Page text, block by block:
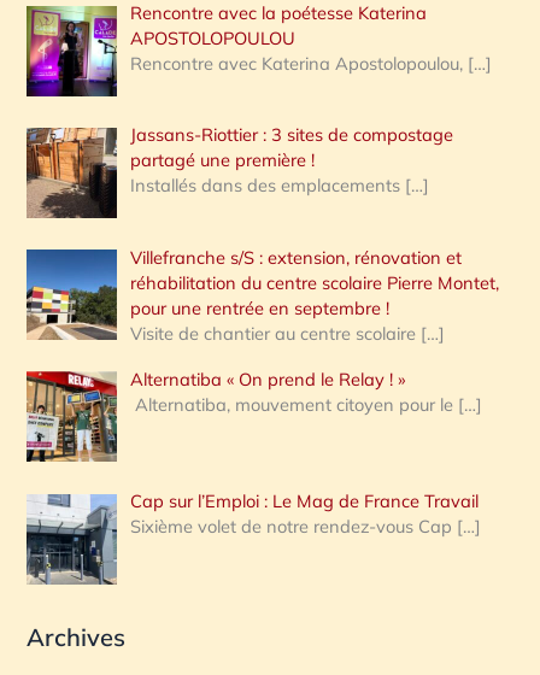
Rencontre avec la poétesse Katerina
APOSTOLOPOULOU
Rencontre avec Katerina Apostolopoulou, […]
Jassans-Riottier : 3 sites de compostage
partagé une première !
Installés dans des emplacements […]
Villefranche s/S : extension, rénovation et
réhabilitation du centre scolaire Pierre Montet,
pour une rentrée en septembre !
Visite de chantier au centre scolaire […]
Alternatiba « On prend le Relay ! »
Alternatiba, mouvement citoyen pour le […]
Cap sur l’Emploi : Le Mag de France Travail
Sixième volet de notre rendez-vous Cap […]
Archives